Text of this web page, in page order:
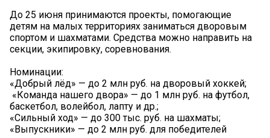
До 25 июня принимаются проекты, помогающие
детям на малых территориях заниматься дворовым
спортом и шахматами. Средства можно направить на
секции, экипировку, соревнования.
Номинации:
«Добрый лёд» — до 2 млн руб. на дворовый хоккей;
️ «Команда нашего двора» — до 1 млн руб. на футбол,
баскетбол, волейбол, лапту и др.;
«Сильный ход» — до 300 тыс. руб. на шахматы;
«Выпускники» — до 2 млн руб. для победителей